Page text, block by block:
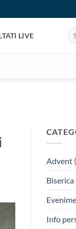
LIVE
Advent
Biserica
Info